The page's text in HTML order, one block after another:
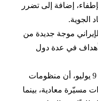
إضافة إلى تضرر
الجوية.
موجة جديدة من
أهداف في عدة دول
وأعلن الجيش الكويتي، فجر الخميس 9 يوليو، أن منظومات
مسيّرة معادية، بينما